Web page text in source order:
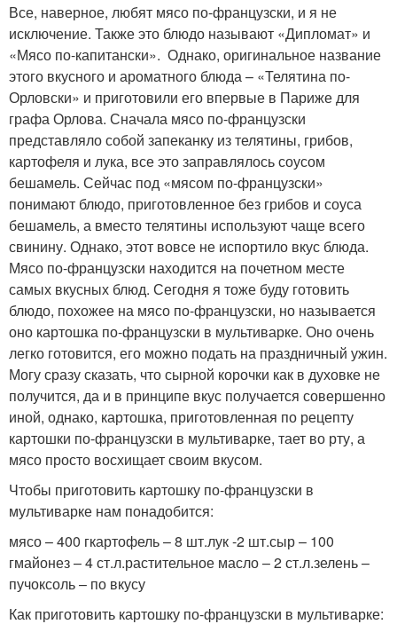
Все, наверное, любят мясо по-французски, и я не
исключение. Также это блюдо называют «Дипломат» и
«Мясо по-капитански». Однако, оригинальное название
этого вкусного и ароматного блюда – «Телятина по-
Орловски» и приготовили его впервые в Париже для
графа Орлова. Сначала мясо по-французски
представляло собой запеканку из телятины, грибов,
картофеля и лука, все это заправлялось соусом
бешамель. Сейчас под «мясом по-французски»
понимают блюдо, приготовленное без грибов и соуса
бешамель, а вместо телятины используют чаще всего
свинину. Однако, этот вовсе не испортило вкус блюда.
Мясо по-французски находится на почетном месте
самых вкусных блюд. Сегодня я тоже буду готовить
блюдо, похожее на мясо по-французски, но называется
оно картошка по-французски в мультиварке. Оно очень
легко готовится, его можно подать на праздничный ужин.
Могу сразу сказать, что сырной корочки как в духовке не
получится, да и в принципе вкус получается совершенно
иной, однако, картошка, приготовленная по рецепту
картошки по-французски в мультиварке, тает во рту, а
мясо просто восхищает своим вкусом.
Чтобы приготовить картошку по-французски в
мультиварке нам понадобится:
мясо – 400 гкартофель – 8 шт.лук -2 шт.сыр – 100
гмайонез – 4 ст.л.растительное масло – 2 ст.л.зелень –
пучоксоль – по вкусу
Как приготовить картошку по-французски в мультиварке: